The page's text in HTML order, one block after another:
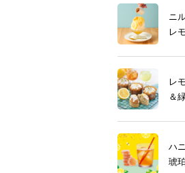
ニ
レ
レ
＆
ハ
琥